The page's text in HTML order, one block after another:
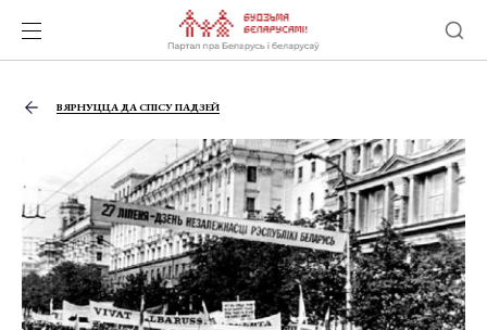
ВЯРНУЦЦА ДА СПІСУ ПАДЗЕЙ